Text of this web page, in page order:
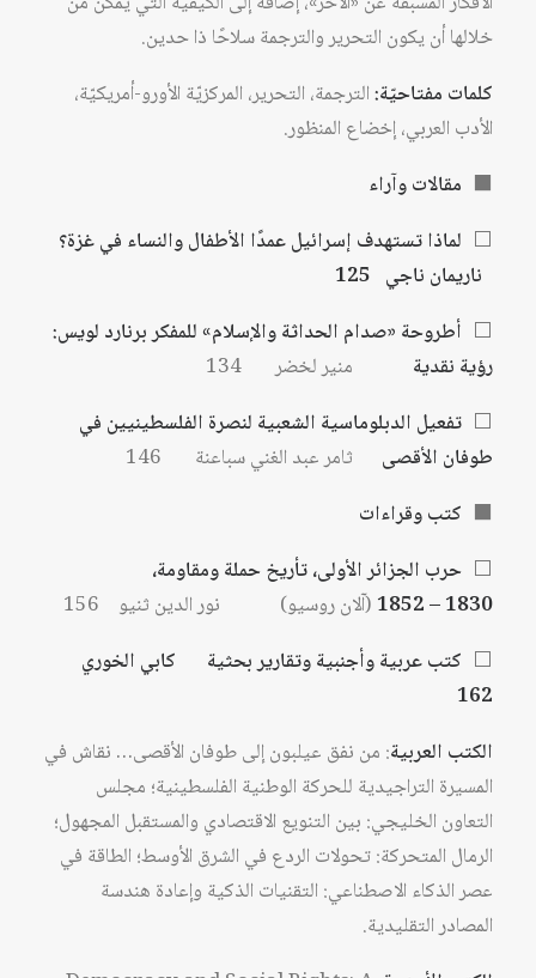
خلالها أن يكون التحرير والترجمة سلاحًا ذا حدين.
كلمات مفتاحيّة:الترجمة، التحرير، المركزيّة الأورو-أمريكيّة،
الأدب العربي، إخضاع المنظور.
⬛ مقالات وآراء
⬜ لماذا تستهدف إسرائيل عمدًا الأطفال والنساء في غزة؟
ناريمان ناجي 125
⬜ أطروحة «صدام الحداثة والإسلام» للمفكر برنارد لويس:
رؤية نقدية منير لخضر 134
⬜ تفعيل الدبلوماسية الشعبية لنصرة الفلسطينيين في
طوفان الأقصى ثامر عبد الغني سباعنة 146
⬛ كتب وقراءات
⬜ حرب الجزائر الأولى، تأريخ حملة ومقاومة،
1830 – 1852
(آلان روسيو) نور الدين ثنيو 156
⬜ كتب عربية وأجنبية وتقارير بحثية كابي الخوري
162
الكتب العربية: من نفق عيلبون إلى طوفان الأقصى… نقاش في
المسيرة التراجيدية للحركة الوطنية الفلسطينية؛ مجلس
التعاون الخليجي: بين التنويع الاقتصادي والمستقبل المجهول؛
الرمال المتحركة: تحولات الردع في الشرق الأوسط؛ الطاقة في
عصر الذكاء الاصطناعي: التقنيات الذكية وإعادة هندسة
المصادر التقليدية.